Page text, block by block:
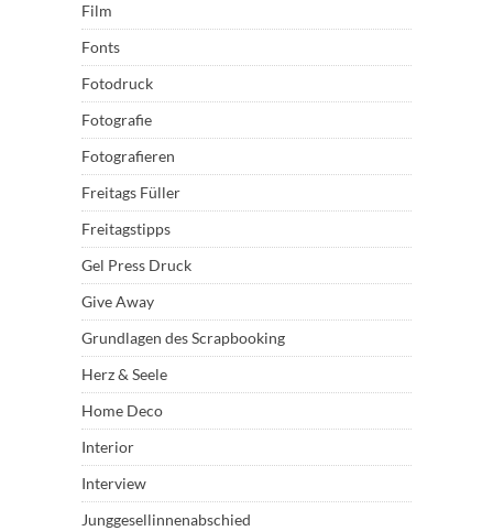
Film
Fonts
Fotodruck
Fotografie
Fotografieren
Freitags Füller
Freitagstipps
Gel Press Druck
Give Away
Grundlagen des Scrapbooking
Herz & Seele
Home Deco
Interior
Interview
Junggesellinnenabschied